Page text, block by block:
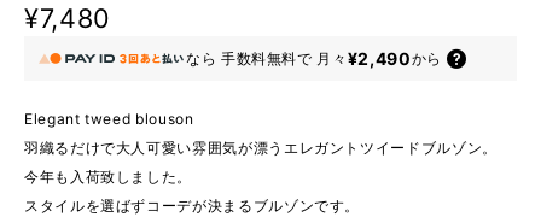
¥7,480
なら 手数料無料で 月々 ¥2,490から
Elegant tweed blouson
羽織るだけで大人可愛い雰囲気が漂うエレガントツイードブルゾン。
今年も入荷致しました。
スタイルを選ばずコーデが決まるブルゾンです。